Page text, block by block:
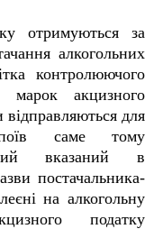
отримуються за
алкогольних
контролюючого
марок акцизного
відправляються для
саме тому
який вказаний в
постачальника-
на алкогольну
податку